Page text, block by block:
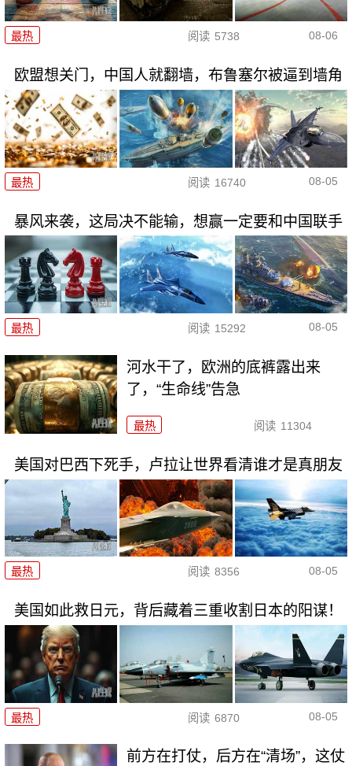
最热 阅读 5738 08-06
欧盟想关门，中国人就翻墙，布鲁塞尔被逼到墙角
最热 阅读 16740 08-05
暴风来袭，这局决不能输，想赢一定要和中国联手
最热 阅读 15292 08-05
河水干了，欧洲的底裤露出来
了，“生命线”告急
最热 阅读 11304
美国对巴西下死手，卢拉让世界看清谁才是真朋友
最热 阅读 8356 08-05
美国如此救日元，背后藏着三重收割日本的阳谋！
最热 阅读 6870 08-05
前方在打仗，后方在“清场”，这仗